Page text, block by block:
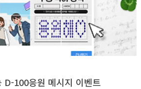
D-100응원 메시지 이벤트